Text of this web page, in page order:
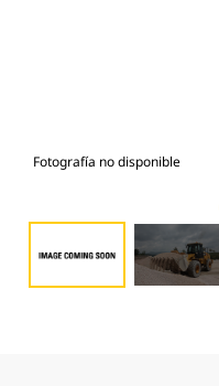
Fotografía no disponible